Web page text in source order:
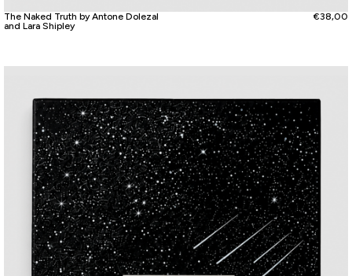
The Naked Truth by Antone Dolezal
and Lara Shipley
€38,00